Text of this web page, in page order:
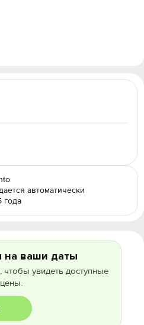
автоматически
года
на ваши даты
увидеть доступные